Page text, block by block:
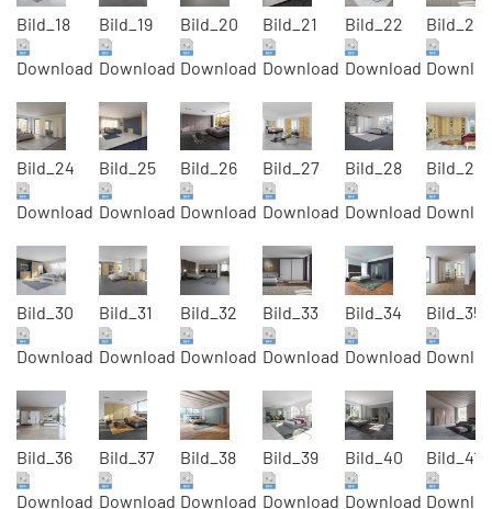
Bild_18
Download
Bild_19
Download
Bild_20
Download
Bild_21
Download
Bild_22
Download
Bild_23
Bild_24
Download
Bild_25
Download
Bild_26
Download
Bild_27
Download
Bild_28
Download
Bild_29
Bild_30
Download
Bild_31
Download
Bild_32
Download
Bild_33
Download
Bild_34
Download
Bild_35
Bild_36
Download
Bild_37
Download
Bild_38
Download
Bild_39
Download
Bild_40
Download
Bild_41